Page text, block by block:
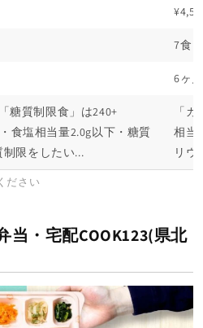
7食
6ヶ
糖質制限食」は240+
食塩相当量2.0g以下・糖質
制限をしたい...
「
相当
リウ
ださい
当・宅配COOK123(県北